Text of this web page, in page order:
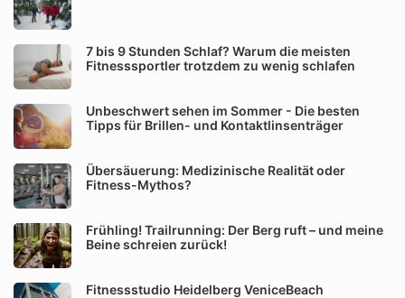
7 bis 9 Stunden Schlaf? Warum die meisten
Fitnesssportler trotzdem zu wenig schlafen
Unbeschwert sehen im Sommer - Die besten
Tipps für Brillen- und Kontaktlinsenträger
Übersäuerung: Medizinische Realität oder
Fitness-Mythos?
Frühling! Trailrunning: Der Berg ruft – und meine
Beine schreien zurück!
Fitnessstudio Heidelberg VeniceBeach